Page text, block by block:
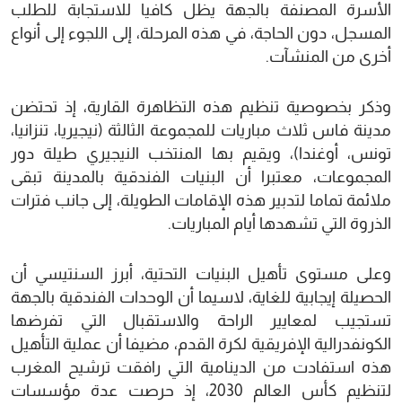
الأسرة المصنفة بالجهة يظل كافيا للاستجابة للطلب
المسجل، دون الحاجة، في هذه المرحلة، إلى اللجوء إلى أنواع
أخرى من المنشآت.
وذكر بخصوصية تنظيم هذه التظاهرة القارية، إذ تحتضن
مدينة فاس ثلاث مباريات للمجموعة الثالثة (نيجيريا، تنزانيا،
تونس، أوغندا)، ويقيم بها المنتخب النيجيري طيلة دور
المجموعات، معتبرا أن البنيات الفندقية بالمدينة تبقى
ملائمة تماما لتدبير هذه الإقامات الطويلة، إلى جانب فترات
الذروة التي تشهدها أيام المباريات.
وعلى مستوى تأهيل البنيات التحتية، أبرز السنتيسي أن
الحصيلة إيجابية للغاية، لاسيما أن الوحدات الفندقية بالجهة
تستجيب لمعايير الراحة والاستقبال التي تفرضها
الكونفدرالية الإفريقية لكرة القدم، مضيفا أن عملية التأهيل
هذه استفادت من الدينامية التي رافقت ترشيح المغرب
لتنظيم كأس العالم 2030، إذ حرصت عدة مؤسسات